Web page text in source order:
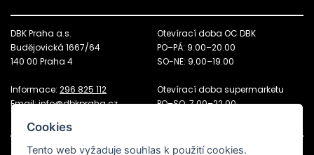
DBK Praha a.s.
Budějovická 1667/64
140 00 Praha 4
Informace: 296 825 112
Email:info@dbkpraha.cz
Otevírací doba OC DBK
PO–PÁ: 9.00–20.00
SO-NE: 9.00–19.00
Otevírací doba supermarketu
PO–SO: 7.00–22.00
Cookies
Tento web vyžaduje souhlas k použití cookies.